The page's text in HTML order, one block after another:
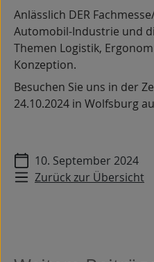
Anlässlich DER
Automobil-Industrie und
Themen Logistik,
Konzeption.
Besuchen Sie uns in der
24.10.2024 in Wolfsburg
10. September 2024
Zurück zur Übersicht